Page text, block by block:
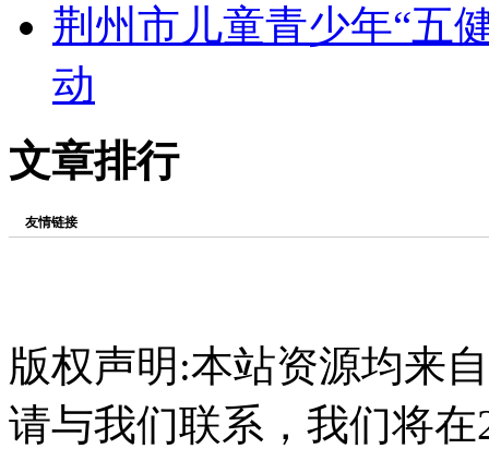
荆州市儿童青少年“五
动
文章排行
友情链接
版权声明:本站资源均来
请与我们联系，我们将